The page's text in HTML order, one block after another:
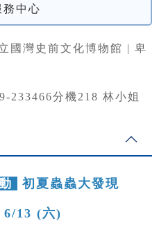
中心
國灣史前文化博物館 | 卑
233466分機218 林小姐
初夏蟲蟲大發現
6/13 (六)